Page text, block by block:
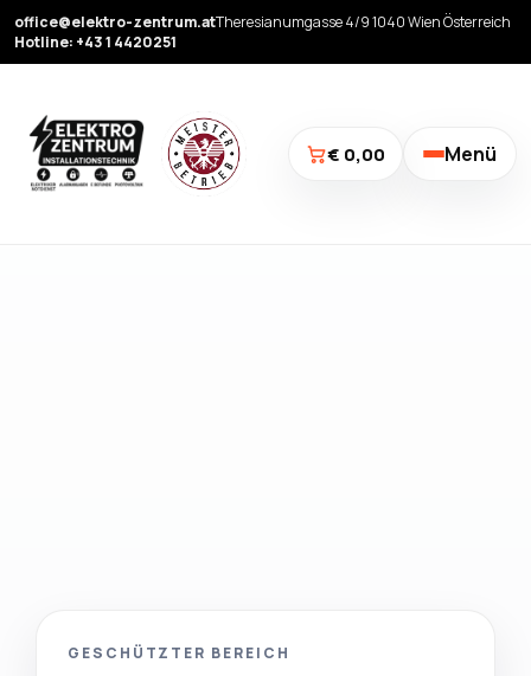
office@elektro-zentrum.atTheresianumgasse 4/9 1040 Wien Österreich
Hotline: +43 1 4420251
€ 0,00 Menü
GESCHÜTZTER BEREICH